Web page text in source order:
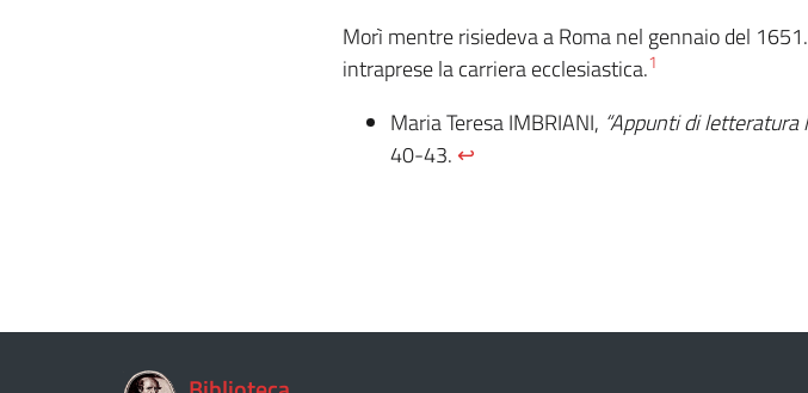
Morì mentre risiedeva a Roma nel gennaio del
intraprese la carriera ecclesiastica.1
Maria Teresa IMBRIANI, “Appunti di letteratura
40-43. ↩︎